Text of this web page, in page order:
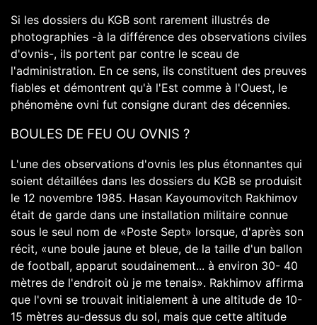
Si les dossiers du KGB sont rarement illustrés de
photographies -à la différence des observations civiles
d'ovnis-, ils portent par contre le sceau de
l'administration. En ce sens, ils constituent des preuves
fiables et démontrent qu'à l'Est comme à l'Ouest, le
phénomène ovni fut consigne durant des décennies.
BOULES DE FEU OU OVNIS ?
L'une des observations d'ovnis les plus étonnantes qui
soient détaillées dans les dossiers du KGB se produisit
le 12 novembre 1985. Hasan Kayoumovitch Rakhimov
était de garde dans une installation militaire connue
sous le seul nom de «Poste Sept» lorsque, d'après son
récit, «une boule jaune et bleue, de la taille d'un ballon
de football, apparut soudainement... à environ 30- 40
mètres de l'endroit où je me tenais». Rakhimov affirma
que l'ovni se trouvait initialement à une altitude de 10-
15 mètres au-dessus du sol, mais que cette altitude